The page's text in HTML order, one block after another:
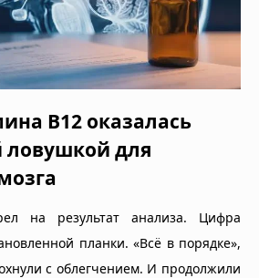
B12 оказалась
ловушкой для
на результат анализа. Цифра
планки. «Всё в порядке»,
с облегчением. И продолжили